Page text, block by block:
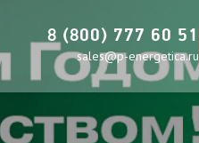
8 (800) 777 60 51
sales@p-energetica.ru